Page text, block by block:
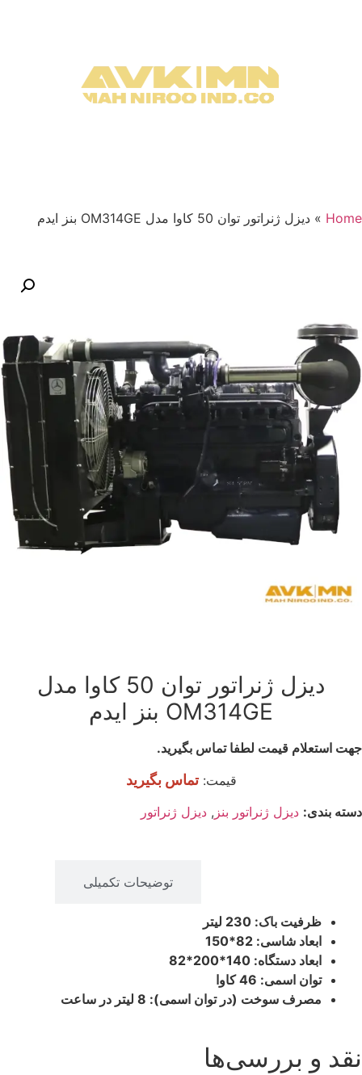
Home
» دیزل ژنراتور توان 50 کاوا مدل OM314GE بنز ایدم
دیزل ژنراتور توان 50 کاوا مدل
OM314GE بنز ایدم
جهت استعلام قیمت لطفا تماس بگیرید.
قیمت:تماس بگیرید
دسته بندی: دیزل ژنراتور بنز , دیزل ژنراتور
توضیحات تکمیلی
ظرفیت باک: 230 لیتر
ابعاد شاسی: 82*150
ابعاد دستگاه: 140*200*82
توان اسمی: 46 کاوا
مصرف سوخت (در توان اسمی): 8 لیتر در ساعت
نقد و بررسی‌ها